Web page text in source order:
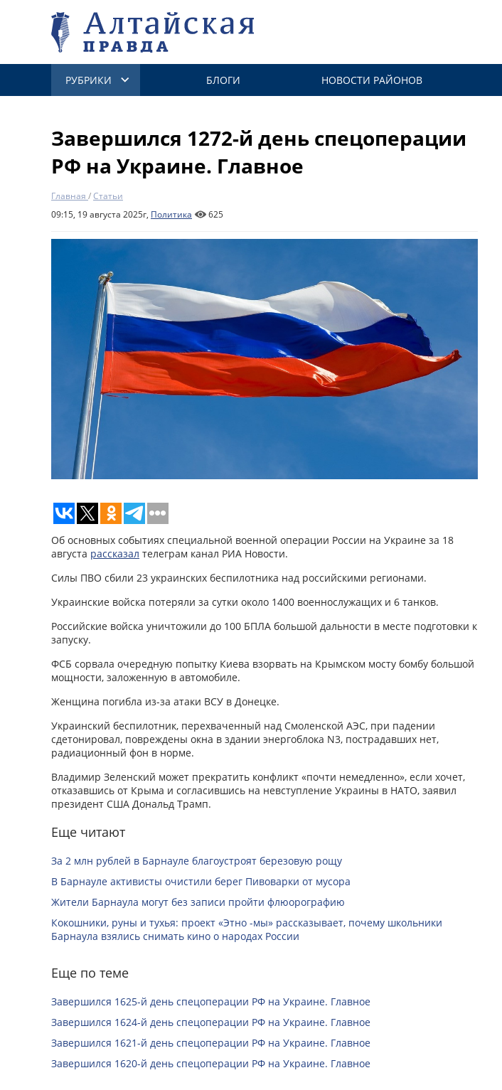
РУБРИКИ БЛОГИ НОВОСТИ РАЙОНОВ
Завершился 1272-й день спецоперации
РФ на Украине. Главное
Главная /Статьи
09:15, 19 августа 2025г, Политика 625
Об основных событиях специальной военной операции России на Украине за 18
августа рассказал телеграм канал РИА Новости.
Силы ПВО сбили 23 украинских беспилотника над российскими регионами.
Украинские войска потеряли за сутки около 1400 военнослужащих и 6 танков.
Российские войска уничтожили до 100 БПЛА большой дальности в месте подготовки к
запуску.
ФСБ сорвала очередную попытку Киева взорвать на Крымском мосту бомбу большой
мощности, заложенную в автомобиле.
Женщина погибла из-за атаки ВСУ в Донецке.
Украинский беспилотник, перехваченный над Смоленской АЭС, при падении
сдетонировал, повреждены окна в здании энергоблока N3, пострадавших нет,
радиационный фон в норме.
Владимир Зеленский может прекратить конфликт «почти немедленно», если хочет,
отказавшись от Крыма и согласившись на невступление Украины в НАТО, заявил
президент США Дональд Трамп.
Еще читают
За 2 млн рублей в Барнауле благоустроят березовую рощу
В Барнауле активисты очистили берег Пивоварки от мусора
Жители Барнаула могут без записи пройти флюорографию
Кокошники, руны и тухья: проект «Этно -мы» рассказывает, почему школьники
Барнаула взялись снимать кино о народах России
Еще по теме
Завершился 1625-й день спецоперации РФ на Украине. Главное
Завершился 1624-й день спецоперации РФ на Украине. Главное
Завершился 1621-й день спецоперации РФ на Украине. Главное
Завершился 1620-й день спецоперации РФ на Украине. Главное